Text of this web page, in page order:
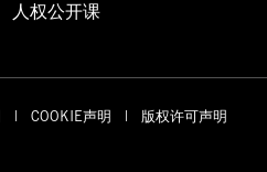
人权公开课
COOKIE声明
版权许可声明